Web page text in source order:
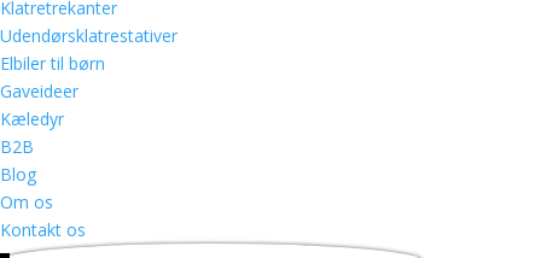
Klatretrekanter
Udendørsklatrestativer
Elbiler til børn
Gaveideer
Kæledyr
B2B
Blog
Om os
Kontakt os